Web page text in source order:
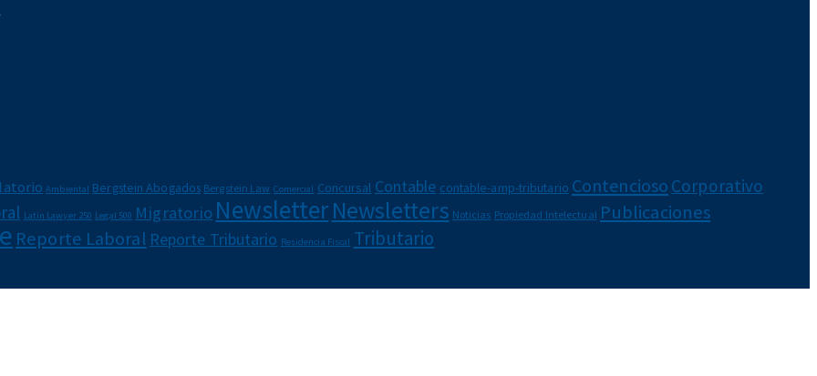
Ambiental Bergstein Abogados Bergstein Law Comercial Concursal Contable contable-amp-tributario Contencioso Corporativo
Latin Lawyer 250 Legal 500 Migratorio NewsletterNewsletters Noticias Propiedad Intelectual Publicaciones
Reporte Laboral Reporte Tributario Residencia Fiscal Tributario